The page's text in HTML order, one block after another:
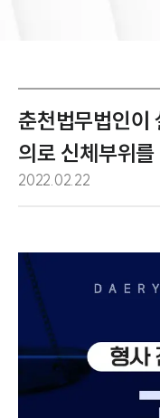
춘천법무법인이
의로 신체부위
2022.02.22